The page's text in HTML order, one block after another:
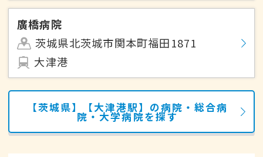
廣橋病院
茨城県北茨城市関本町福田1871
大津港
【茨城県】【大津港駅】の病院・総合病
院・大学病院を探す